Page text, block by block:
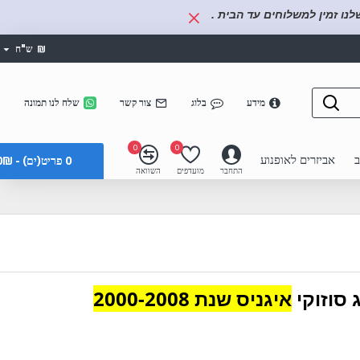
זמין למשלוחים עד הבית .
₪ ש"ח
מידע בלוג צור קשר שלח לנו תמונה
אביזרים לאופנוע
התחבר מועדפים
0
השוואה
0
0 פריט(ים) - 0₪
איגניס שנת 2000-2008